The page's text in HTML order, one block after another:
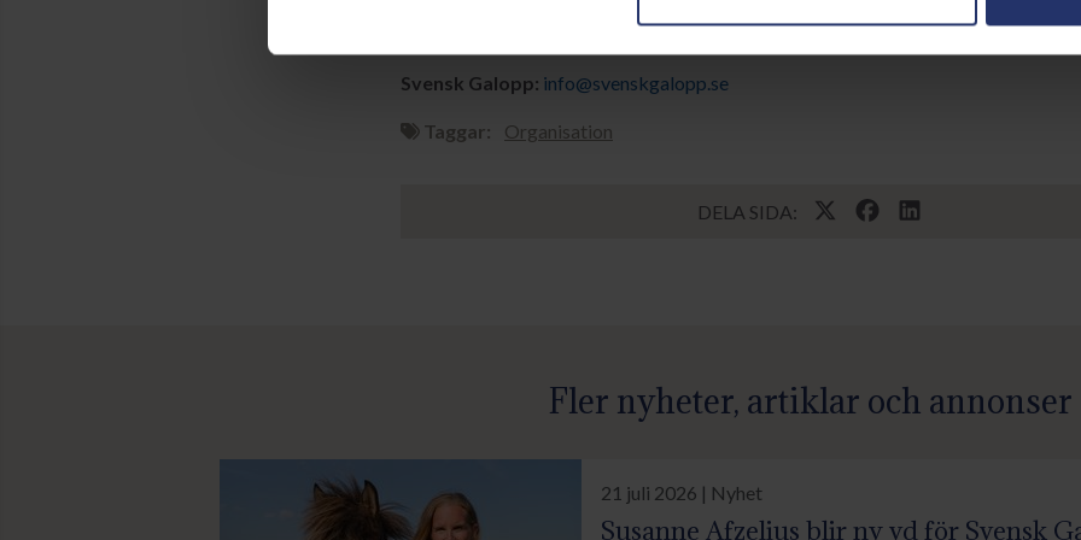
Svensk Galopp: info@svenskgalopp.se
Taggar: Organisation
DELA SIDA:
Fler nyheter, artiklar och annonser
21 juli 2026 | Nyhet
Susanne Afzelius blir ny vd för Svensk